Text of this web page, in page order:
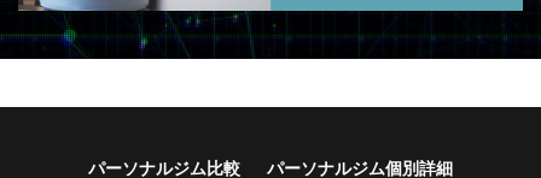
パーソナルジム比較 パーソナルジム個別詳細